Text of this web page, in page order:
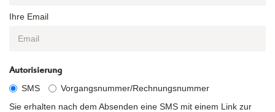
Ihre Email
Autorisierung
SMS
Vorgangsnummer/Rechnungsnummer
Sie erhalten nach dem Absenden eine SMS mit einem Link zur